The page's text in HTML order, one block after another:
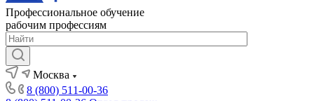
Профессиональное обучение
рабочим профессиям
Москва
8 (800) 511-00-36